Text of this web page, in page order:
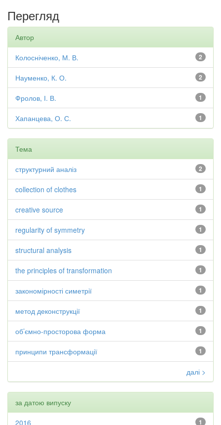
Перегляд
Автор
2
Колосніченко, М. В.
2
Науменко, К. О.
1
Фролов, І. В.
1
Хапанцева, О. С.
Тема
2
структурний аналіз
1
collection of clothes
1
creative source
1
regularity of symmetry
1
structural analysis
1
the principles of transformation
1
закономірності симетрії
1
метод деконструкції
1
об’ємно-просторова форма
1
принципи трансформації
далі >
за датою випуску
1
2016